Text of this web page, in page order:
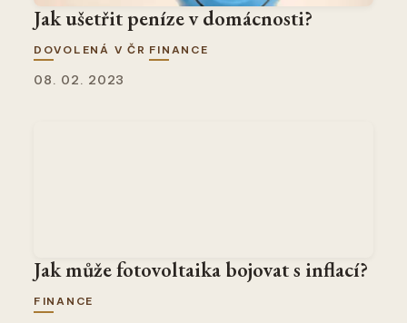
Jak ušetřit peníze v domácnosti?
DOVOLENÁ V ČR FINANCE
08. 02. 2023
Jak může fotovoltaika bojovat s inflací?
FINANCE